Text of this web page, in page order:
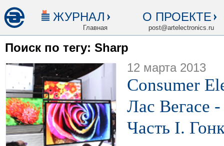
ЖУРНАЛ
Главная
О ПРОЕКТЕ
post@artelectronics.ru
Поиск по тегу: Sharp
12 марта 2013
Consumer
Лас Вегасе
Часть I.